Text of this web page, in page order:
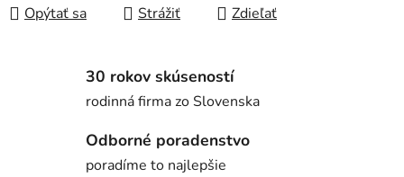
Opýtať sa Strážiť Zdieľať
30 rokov skúseností
rodinná firma zo Slovenska
Odborné poradenstvo
poradíme to najlepšie